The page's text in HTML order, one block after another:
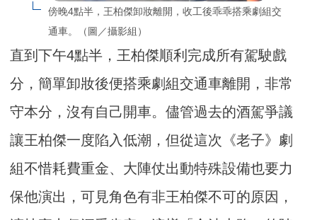
傍晚4點半，王柏傑卸妝離開，收工後乖乖搭乘劇組交
通車。（圖／攝影組）
直到下午4點半，王柏傑順利完成所有駕駛戲
分，簡單卸妝後便搭乘劇組交通車離開，非常
守本分，沒有自己開車。儘管過去的酒駕爭議
讓王柏傑一度陷入低潮，但從這次《老子》劇
組不惜耗費重金、大陣仗出動特殊設備也要力
保他演出，可見角色有非王柏傑不可的原因，